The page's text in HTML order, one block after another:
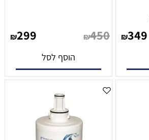
₪349
₪450
₪299
הוסף לסל